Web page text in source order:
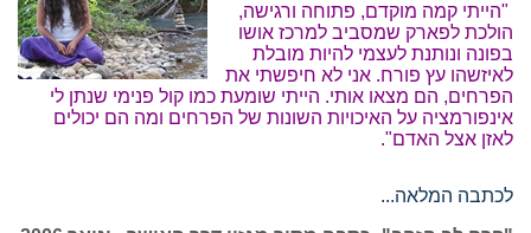
"הייתי קמה מוקדם, פתוחה ורגישה,
הולכת לפארק שמסביב למרכז אושו
בפונה ונותנת לעצמי להיות מובלת
לאיזשהו עץ פורח. אני לא חיפשתי את
הפרחים, הם מצאו אותי. הייתי שומעת כמו קול פנימי שנתן לי
אינפורמציה על האיכויות השונות של הפרחים ומה הם יכולים
לאזן אצל האדם".
לכתבה המלאה...